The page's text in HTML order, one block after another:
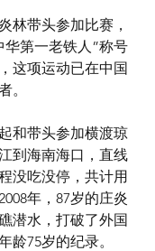
林带头参加比赛，
华第一老铁人”称号
这项运动已在中国
。
和带头参加横渡琼
到海南海口，直线
没吃没停，共计用
年，87岁的庄炎
潜水，打破了外国
龄75岁的纪录。